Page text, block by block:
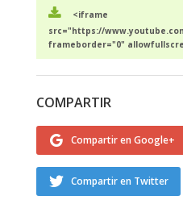
<iframe
src="https://
frameborder="0"
COMPARTIR
Compartir en Google+
Compartir en Twitter